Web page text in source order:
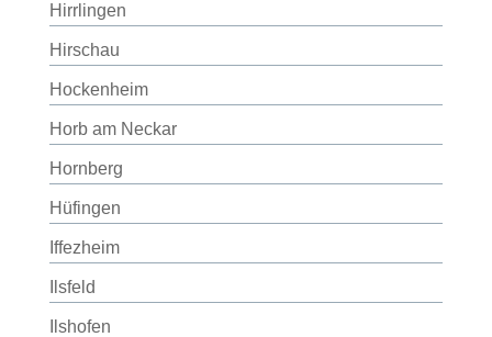
Hirrlingen
Hirschau
Hockenheim
Horb am Neckar
Hornberg
Hüfingen
Iffezheim
Ilsfeld
Ilshofen